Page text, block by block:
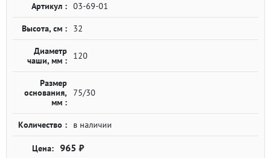
Артикул : 03-69-01
Высота, см : 32
Диаметр
чаши, мм :
120
Размер
основания,
мм :
75/30
Количество : в наличии
965 ₽